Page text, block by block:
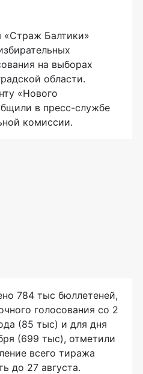
«Страж Балтики»
на выборах
области.
«Нового
в пресс-службе
комиссии.
784 тыс бюллетеней,
голосования со 2
(85 тыс) и для дня
(699 тыс), отметили
всего тиража
до 27 августа.